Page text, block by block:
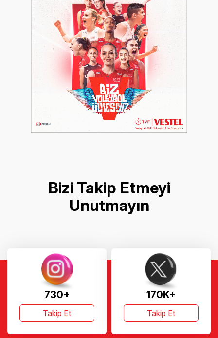
Bizi Takip Etmeyi
Unutmayın
730+
Takip Et
170K+
Takip Et